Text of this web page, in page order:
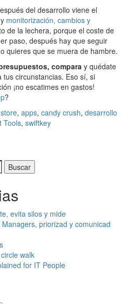
del desarrollo viene el
monitorización, cambios y
de la lechera, porque el coste de
paso, después hay que seguir
quieres que se muera de hambre.
compara y quédate
circunstancias. Eso sí, si
¡no escatimes en gastos!
?
, apps, candy crush, desarrollo
Tools, swiftkey
evita silos y mide
priorizad y comunicad
walk
for IT People